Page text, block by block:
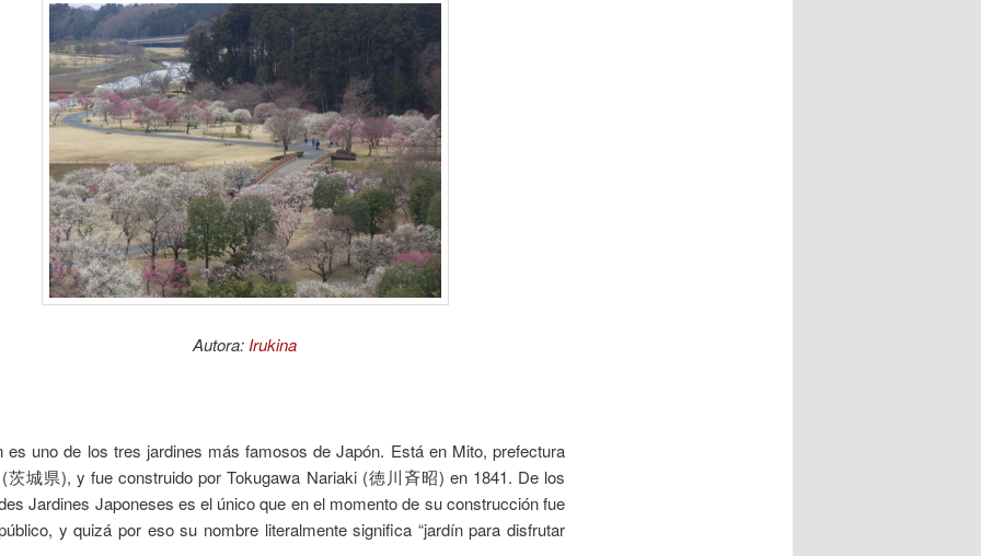
Autora:Irukina
es uno de los tres jardines más famosos de Japón. Está en Mito, prefectura
茨城県), y fue construido por Tokugawa Nariaki (徳川斉昭) en 1841. De los
Jardines Japoneses es el único que en el momento de su construcción fue
y quizá por eso su nombre literalmente significa “jardín para disfrutar